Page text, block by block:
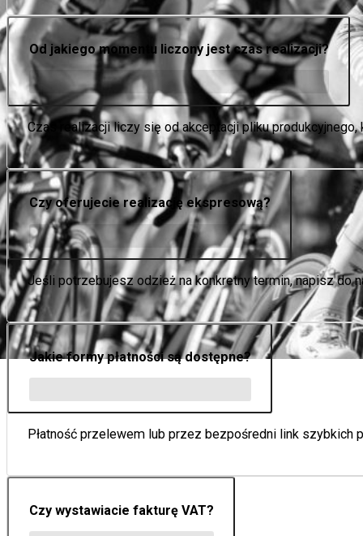
Od jakiego momentu liczony jest czas realizacji?
Czas realizacji liczy się od akceptacji pliku
Czy oferujecie realizację ekspresową?
Jeśli potrzebujesz odzież na konkretny termin, napisz do
Jakie formy płatności są dostępne?
Płatność przelewem lub przez bezpośredni link szybkich
Czy wystawiacie fakturę VAT?